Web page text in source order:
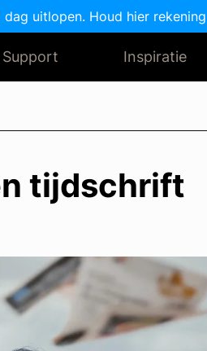
uitlopen. Houd hier
Support Inspiratie
tijdschrift